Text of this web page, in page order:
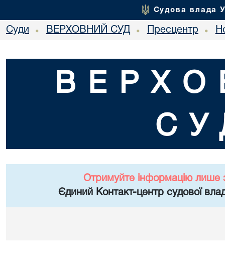
Судова влада
Суди • ВЕРХОВНИЙ СУД • Пресцентр •
Отримуйте інформацію лише
Єдиний Контакт-центр судової